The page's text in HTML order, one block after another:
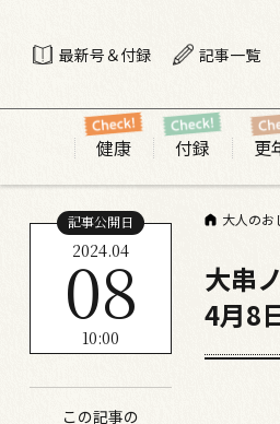
最新号＆付録 記事一覧
健康 付録 更
大人のお
記事公開日
2024.04
08
10:00
この記事の
大串
4月8